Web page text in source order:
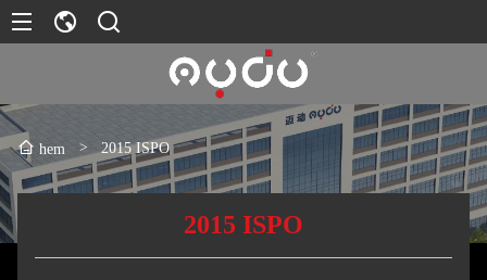
hem > 2015 ISPO
2015 ISPO